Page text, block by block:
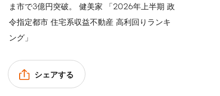
ま市で3億円突破。 健美家 「2026年上半期 政
令指定都市 住宅系収益不動産 高利回りランキ
ング」
シェアする